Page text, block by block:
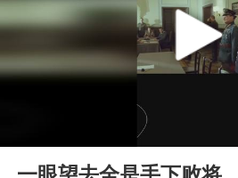
WTT瑞典大
全民健身事
Play